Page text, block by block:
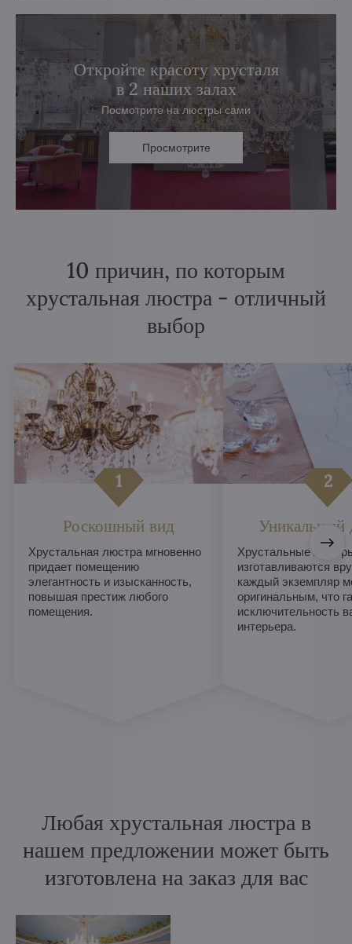
Откройте красоту хрусталя
в 2 наших залах
Посмотрите на люстры сами
Просмотрите
10 причин, по которым
хрустальная люстра - отличный
выбор
Роскошный вид
Хрустальная люстра мгновенно
придает помещению
элегантность и изысканность,
повышая престиж любого
помещения.
Уникальный
Хрустальные
изготавливаются
каждый экземпляр
оригинальным, что
исключительность
интерьера.
Любая хрустальная люстра в
нашем предложении может быть
изготовлена на заказ для вас